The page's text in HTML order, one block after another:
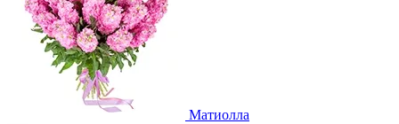
Матиолла